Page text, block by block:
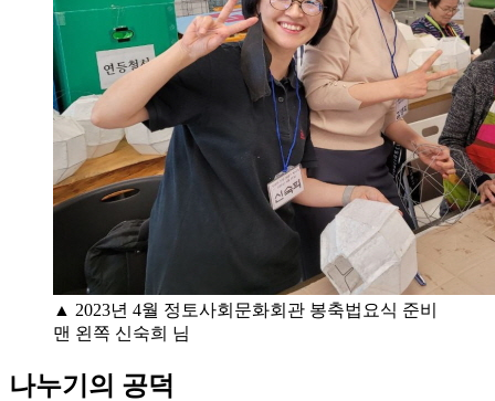
▲ 2023년 4월 정토사회문화회관 봉축법요식 준비
맨 왼쪽 신숙희 님
나누기의 공덕